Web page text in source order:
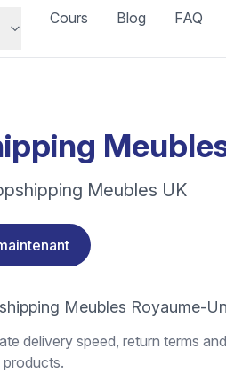
Cours Blog FAQ
Meubles UK
Meubles Royaume-
delivery speed, return terms